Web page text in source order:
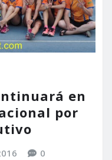
en
por
0